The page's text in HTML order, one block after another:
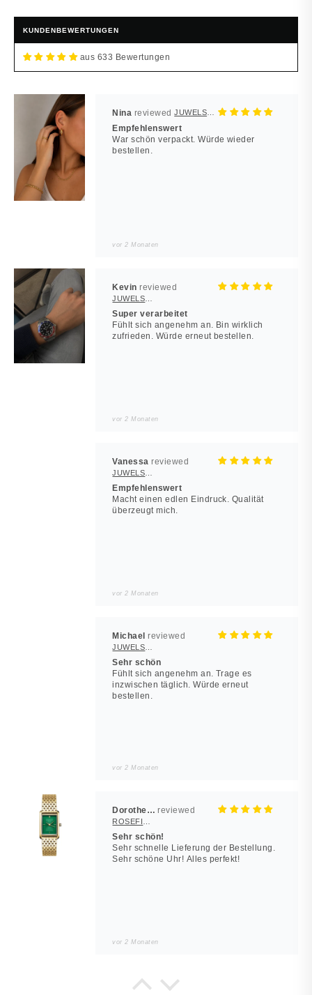
KUNDENBEWERTUNGEN
aus 633 Bewertungen
Nina
Empfehlenswert
War schön verpackt. Würde wieder
bestellen.
vor 2 Monaten
Kevin
Super verarbeitet
Fühlt sich angenehm an. Bin wirklich
zufrieden. Würde erneut bestellen.
vor 2 Monaten
Vanessa
Empfehlenswert
Macht einen edlen Eindruck. Qualität
überzeugt mich.
vor 2 Monaten
Michael
Sehr schön
Fühlt sich angenehm an. Trage es
inzwischen täglich. Würde erneut
bestellen.
vor 2 Monaten
Dorothea Hilbert
Sehr schön!
Sehr schnelle Lieferung der Bestellung.
Sehr schöne Uhr! Alles perfekt!
vor 2 Monaten
Noah